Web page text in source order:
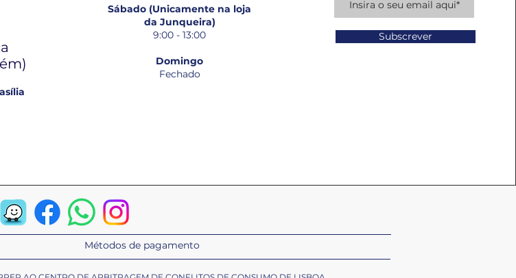
Sábado (Unicamente na loja
da Junqueira)
9:00 - 13:00
Domingo
Fechado
Subscrever
Métodos de pagamento